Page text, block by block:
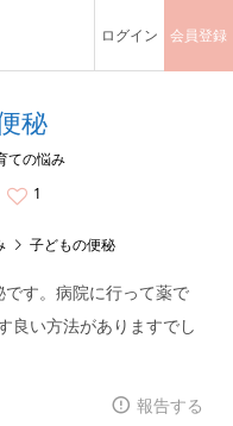
ログイン 会員登録
秘
ての悩み
1
子どもの便秘
す。病院に行って薬で
良い方法がありますでし
報告する